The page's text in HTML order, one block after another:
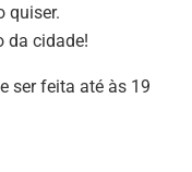
quiser.
da cidade!
ser feita até às 19